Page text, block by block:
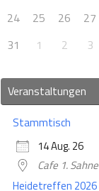
24
25 26 27
31
1 2 3
Veranstaltungen
Stammtisch
14 Aug. 26
Cafe 1. Sahne
Heidetreffen 2026